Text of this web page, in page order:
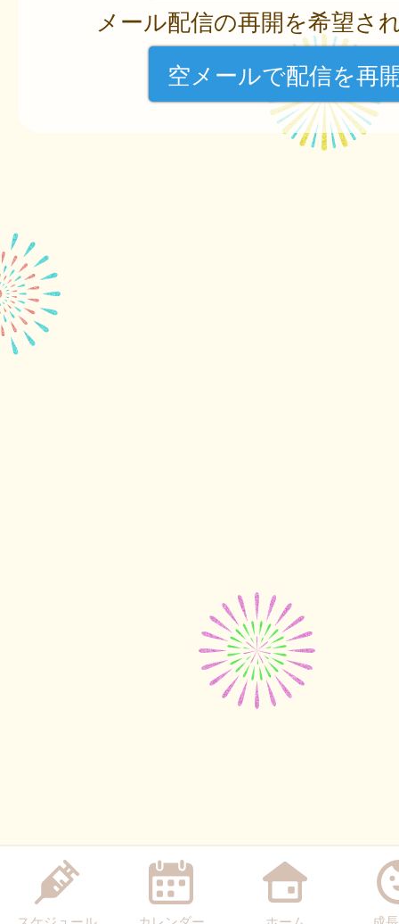
メール配信の再開を希望さ
空メールで配信を再